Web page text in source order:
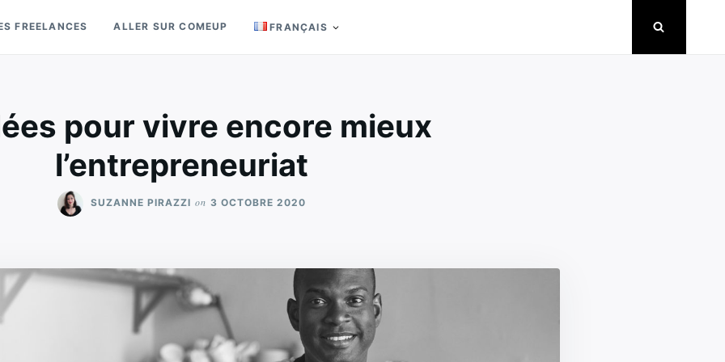
FREELANCES ALLER SUR COMEUP FRANÇAIS
pour vivre encore mieux
l’entrepreneuriat
SUZANNE PIRAZZI on 3 OCTOBRE 2020